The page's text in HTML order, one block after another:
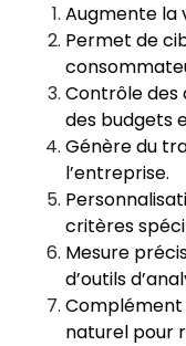
Augmente la
Permet de
Contrôle des
des budgets
Génère du
l’entreprise.
critères
Mesure
d’outils
naturel pour